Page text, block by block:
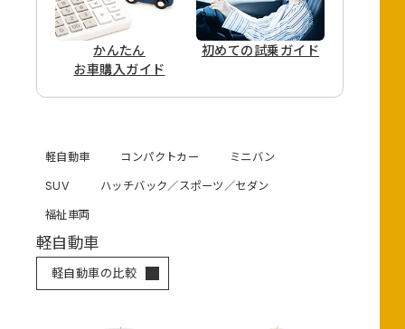
かんたん
お車購入ガイド
初めての試乗ガイド
軽自動車 コンパクトカー ミニバン
SUV ハッチバック／スポーツ／セダン
福祉車両
軽自動車
軽自動車の比較